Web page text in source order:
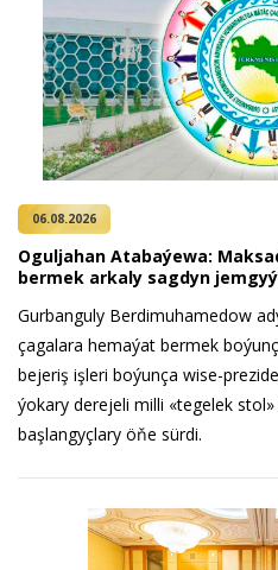
06.08.2026
Oguljahan Atabaýewa:
bermek arkaly sagdyn
Gurbanguly Berdimuhamedow
çagalara hemaýat bermek
bejeriş işleri boýunça wise-
ýokary derejeli milli «tegelek
başlangyçlary öňe sürdi.